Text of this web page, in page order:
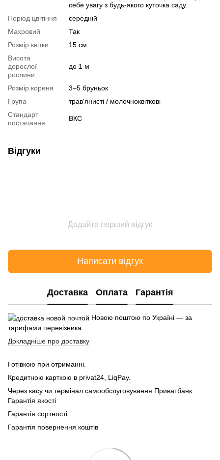
себе увагу з будь-якого куточка саду.
Період цвітіння
середній
Махровий
Так
Розмір квітки
15 см
Висота
дорослої
рослини
до 1 м
Розмір кореня
3–5 бруньок
Група
трав'янисті / молочноквіткові
Стандарт
постачання
ВКС
Відгуки
Додайте перший відгук
Написати відгук
Доставка Оплата Гарантія
Новою поштою по Україні — за
тарифами перевізника.
Докладніше про доставку
Готівкою при отриманні.
Кредитною карткою в privat24, LiqPay.
Через касу чи термінал самообслуговування Приватбанк.
Гарантія якості
Гарантія сортності
Гарантія повернення коштів